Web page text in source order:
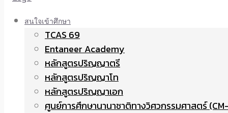
สนใจเข้าศึกษา
TCAS 69
Entaneer Academy
หลักสูตรปริญญาตรี
หลักสูตรปริญญาโท
หลักสูตรปริญญาเอก
ศูนย์การศึกษานานาชาติทางวิศวกรรมศาสตร์